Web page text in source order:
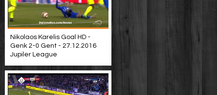
Nikolaos Karelis Goal HD -
Genk 2-0 Gent - 27.12.2016
Jupiler League